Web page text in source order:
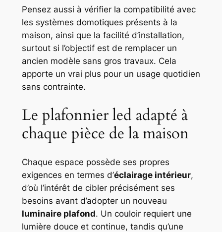
Pensez aussi à vérifier la compatibilité avec
les systèmes domotiques présents à la
maison, ainsi que la facilité d’installation,
surtout si l’objectif est de remplacer un
ancien modèle sans gros travaux. Cela
apporte un vrai plus pour un usage quotidien
sans contrainte.
Le plafonnier led adapté à
chaque pièce de la maison
Chaque espace possède ses propres
exigences en termes d’éclairage intérieur,
d’où l’intérêt de cibler précisément ses
besoins avant d’adopter un nouveau
luminaire plafond. Un couloir requiert une
lumière douce et continue, tandis qu’une